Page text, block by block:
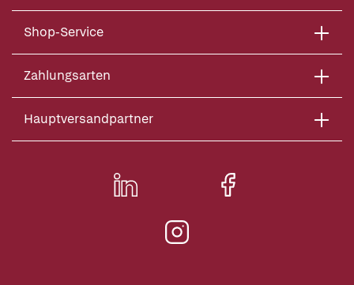
Shop-Service
Zahlungsarten
Hauptversandpartner